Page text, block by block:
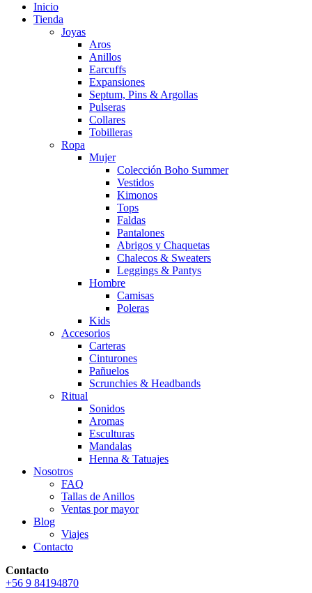
Inicio
Tienda
Joyas
Aros
Anillos
Earcuffs
Expansiones
Septum, Pins & Argollas
Pulseras
Collares
Tobilleras
Ropa
Mujer
Colección Boho Summer
Vestidos
Kimonos
Tops
Faldas
Pantalones
Abrigos y Chaquetas
Chalecos & Sweaters
Leggings & Pantys
Hombre
Camisas
Poleras
Kids
Accesorios
Carteras
Cinturones
Pañuelos
Scrunchies & Headbands
Ritual
Sonidos
Aromas
Esculturas
Mandalas
Henna & Tatuajes
Nosotros
FAQ
Tallas de Anillos
Ventas por mayor
Blog
Viajes
Contacto
Contacto
+56 9 84194870